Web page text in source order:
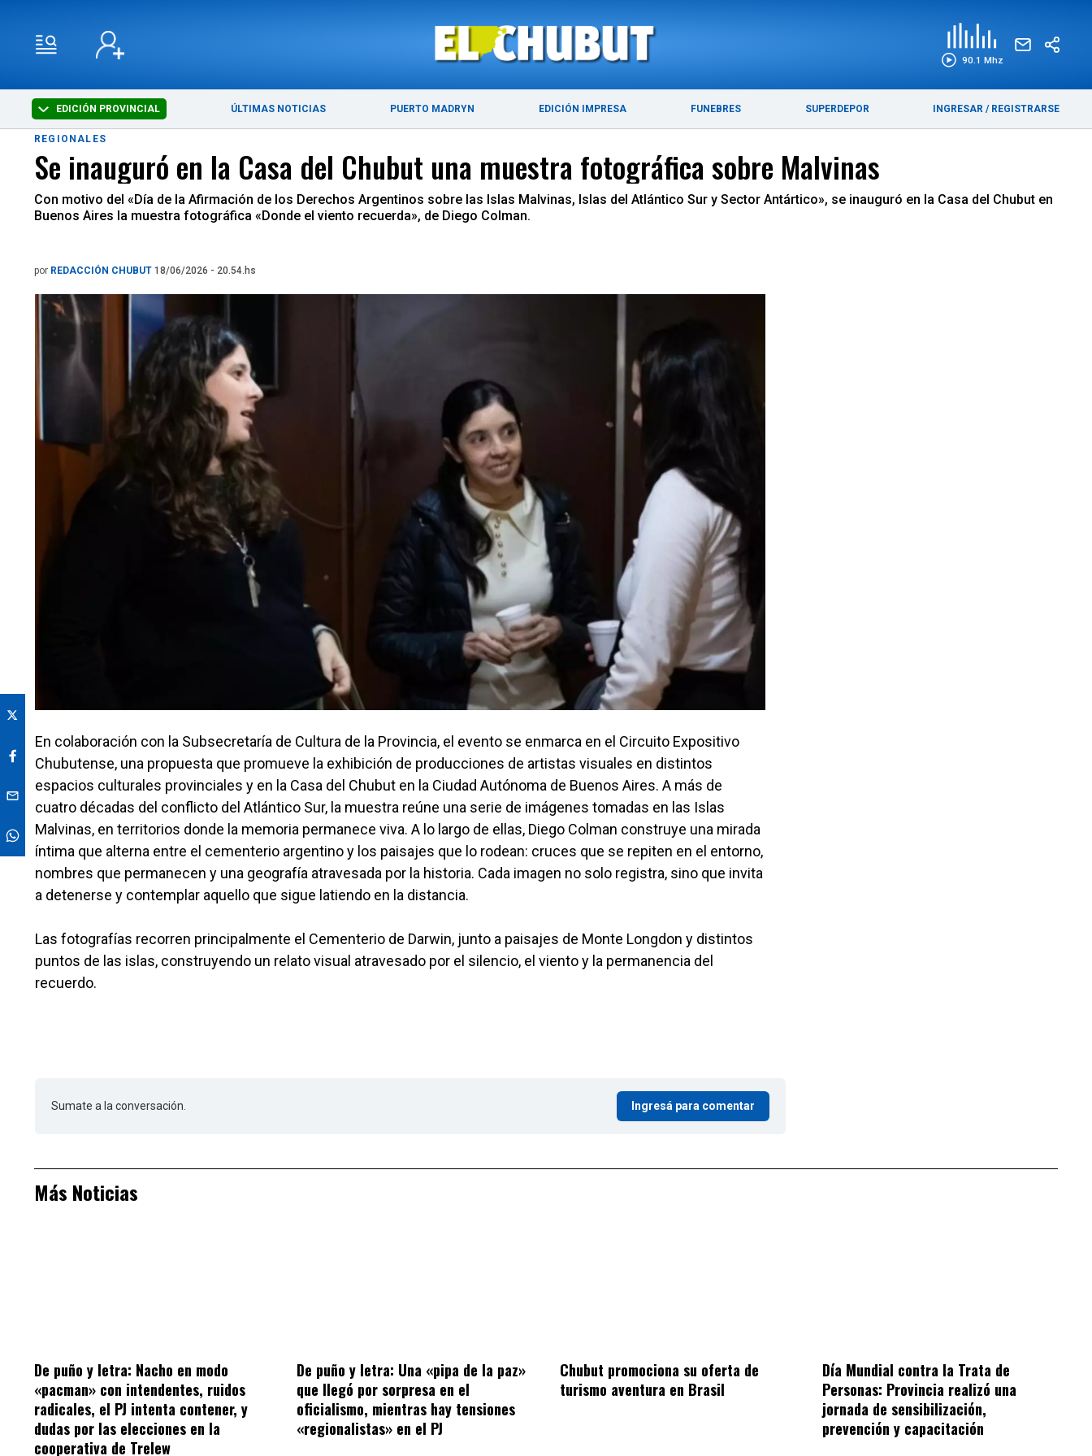
90.1 Mhz
EDICIÓN PROVINCIAL ÚLTIMAS NOTICIAS PUERTO MADRYN EDICIÓN IMPRESA FUNEBRES SUPERDEPOR INGRESAR / REGISTRARSE
ÚLTIMAS NOTICIAS PUERTO MADRYN
REGIONALES
Se inauguró en la Casa del Chubut una muestra fotográfica sobre Malvinas
Con motivo del «Día de la Afirmación de los Derechos Argentinos sobre las Islas Malvinas, Islas del Atlántico Sur y Sector Antártico», se inauguró en la Casa del Chubut en
Buenos Aires la muestra fotográfica «Donde el viento recuerda», de Diego Colman.
por REDACCIÓN CHUBUT 18/06/2026 - 20.54.hs
En colaboración con la Subsecretaría de Cultura de la Provincia, el evento se enmarca en el Circuito Expositivo
Chubutense, una propuesta que promueve la exhibición de producciones de artistas visuales en distintos
espacios culturales provinciales y en la Casa del Chubut en la Ciudad Autónoma de Buenos Aires. A más de
cuatro décadas del conflicto del Atlántico Sur, la muestra reúne una serie de imágenes tomadas en las Islas
Malvinas, en territorios donde la memoria permanece viva. A lo largo de ellas, Diego Colman construye una mirada
íntima que alterna entre el cementerio argentino y los paisajes que lo rodean: cruces que se repiten en el entorno,
nombres que permanecen y una geografía atravesada por la historia. Cada imagen no solo registra, sino que invita
a detenerse y contemplar aquello que sigue latiendo en la distancia.
Las fotografías recorren principalmente el Cementerio de Darwin, junto a paisajes de Monte Longdon y distintos
puntos de las islas, construyendo un relato visual atravesado por el silencio, el viento y la permanencia del
recuerdo.
Sumate a la conversación. Ingresá para comentar
Más Noticias
De puño y letra: Nacho en modo
«pacman» con intendentes, ruidos
radicales, el PJ intenta contener, y
dudas por las elecciones en la
cooperativa de Trelew
De puño y letra: Una «pipa de la paz»
que llegó por sorpresa en el
oficialismo, mientras hay tensiones
«regionalistas» en el PJ
Chubut promociona su oferta de
turismo aventura en Brasil
Día Mundial contra la Trata de
Personas: Provincia realizó una
jornada de sensibilización,
prevención y capacitación